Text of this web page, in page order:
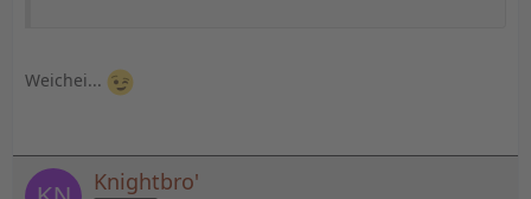
Weichei...
Knightbro'